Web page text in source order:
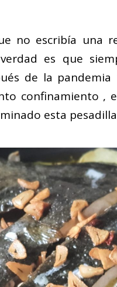
no escribía una
es que
de la
confinamiento ,
esta